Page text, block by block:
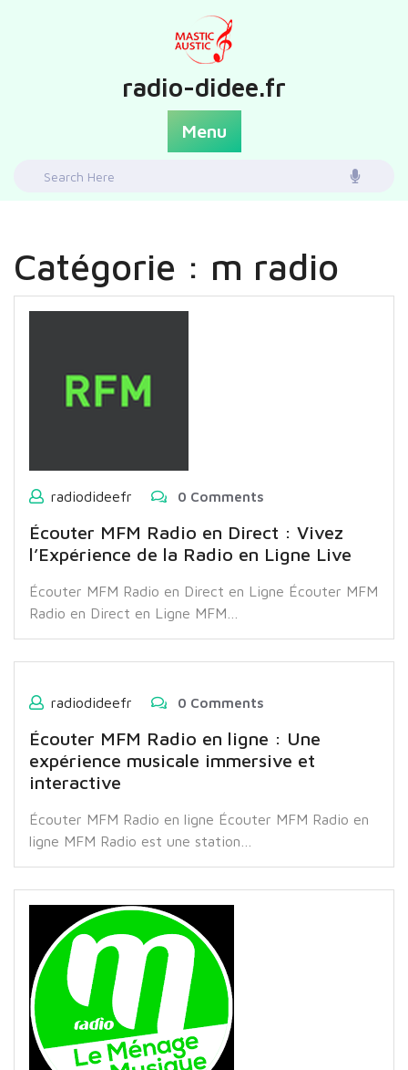
radio-didee.fr
Menu
Search
Catégorie : m radio
radiodideefr 0 Comments
Écouter MFM Radio en Direct : Vivez
l’Expérience de la Radio en Ligne Live
Écouter MFM Radio en Direct en Ligne Écouter MFM
Radio en Direct en Ligne MFM…
radiodideefr 0 Comments
Écouter MFM Radio en ligne : Une
expérience musicale immersive et
interactive
Écouter MFM Radio en ligne Écouter MFM Radio en
ligne MFM Radio est une station…